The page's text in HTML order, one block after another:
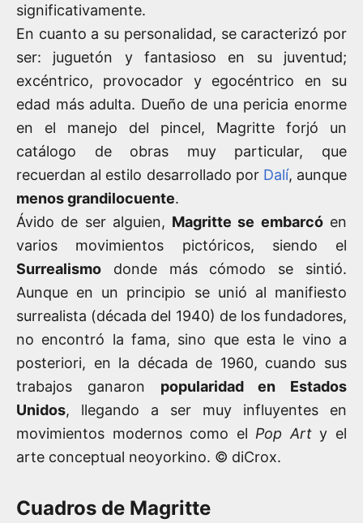
significativamente.
En cuanto a su personalidad, se caracterizó por
ser: juguetón y fantasioso en su juventud;
excéntrico, provocador y egocéntrico en su
edad más adulta. Dueño de una pericia enorme
en el manejo del pincel, Magritte forjó un
catálogo de obras muy particular, que
recuerdan al estilo desarrollado por Dalí, aunque
menos grandilocuente.
Ávido de ser alguien, Magritte se embarcóen
varios movimientos pictóricos, siendo el
Surrealismo donde más cómodo se sintió.
Aunque en un principio se unió al manifiesto
surrealista (década del 1940) de los fundadores,
no encontró la fama, sino que esta le vino a
posteriori, en la década de 1960, cuando sus
trabajos ganaron popularidad en Estados
Unidos, llegando a ser muy influyentes en
movimientos modernos como el Pop Arty el
arte conceptual neoyorkino. © diCrox.
Cuadros de Magritte